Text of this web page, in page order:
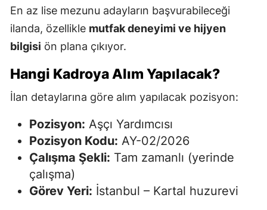
En az lise mezunu adayların başvurabileceği
ilanda, özellikle mutfak deneyimi ve hijyen
bilgisi ön plana çıkıyor.
Hangi Kadroya Alım Yapılacak?
İlan detaylarına göre alım yapılacak pozisyon:
Pozisyon: Aşçı Yardımcısı
Pozisyon Kodu: AY-02/2026
Çalışma Şekli: Tam zamanlı (yerinde
çalışma)
Görev Yeri: İstanbul – Kartal huzurevi